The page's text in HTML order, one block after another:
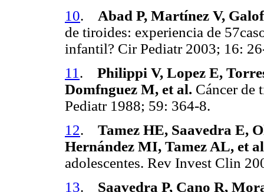
10. Abad P, Martínez V,
de tiroides: experiencia de
infantil? Cir Pediatr 2003; 16:
11 . Philippi V, Lopez E,
Domfnguez M, et al. Cáncer de
Pediatr 1988; 59: 364-8.
12. Tamez HE, Saavedra E,
Hernández MI, Tamez AL, et
adolescentes. Rev Invest Clin
13. Saavedra P, Cano R,